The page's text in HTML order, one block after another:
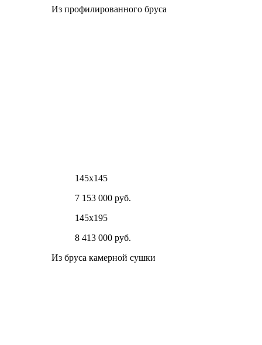
Из профилированного бруса
145х145
7 153 000 руб.
145х195
8 413 000 руб.
Из бруса камерной сушки